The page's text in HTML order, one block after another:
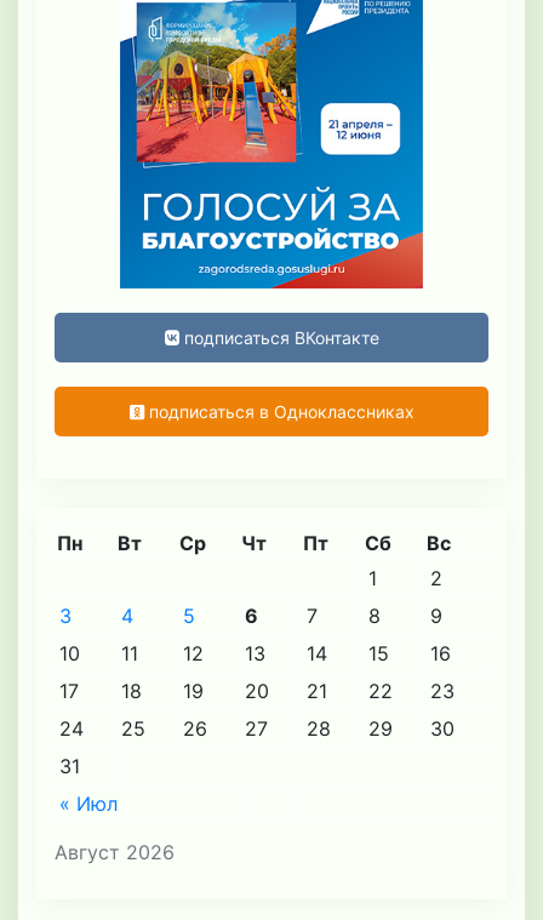
подписаться ВКонтакте
подписаться в Одноклассниках
Август 2026
Пн Вт Ср Чт Пт Сб Вс
« Июл
1
2
3
4 5 6 7 8
9
10
11 12 13 14 15
16
17
18 19 20 21 22
23
24
25 26 27 28 29
30
31